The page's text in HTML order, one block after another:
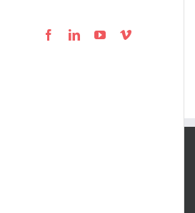
FacebookLinkedInYouTubeVimeo